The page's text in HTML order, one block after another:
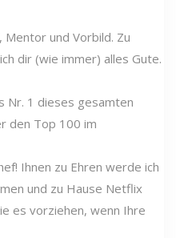
und Vorbild. Zu
dir (wie immer) alles Gute.
Nr. 1 dieses gesamten
den Top 100 im
Ihnen zu Ehren werde ich
und zu Hause Netflix
es vorziehen, wenn Ihre